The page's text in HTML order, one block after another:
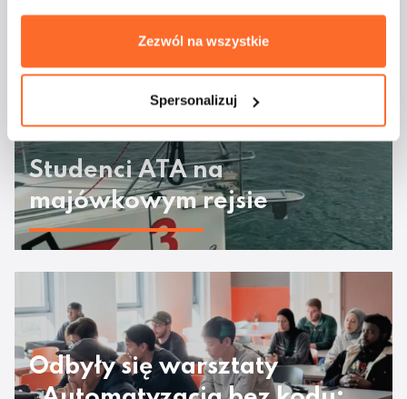
Zezwól na wszystkie
Spersonalizuj
Studenci ATA na
majówkowym rejsie
Odbyły się warsztaty